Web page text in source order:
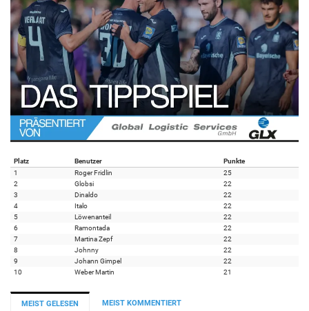
Platz Benutzer
Punkte
1
Roger Fridlin
25
2
Globsi
22
3
Dinaldo
22
4
Italo
22
5
Löwenanteil
22
6
Ramontada
22
7
Martina Zepf
22
8
Johnny
22
9
Johann Gimpel
22
10
Weber Martin 21
MEIST GELESEN MEIST KOMMENTIERT